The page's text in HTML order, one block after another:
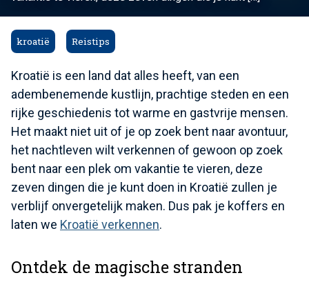
kroatië Reistips
Kroatië is een land dat alles heeft, van een
adembenemende kustlijn, prachtige steden en een
rijke geschiedenis tot warme en gastvrije mensen.
Het maakt niet uit of je op zoek bent naar avontuur,
het nachtleven wilt verkennen of gewoon op zoek
bent naar een plek om vakantie te vieren, deze
zeven dingen die je kunt doen in Kroatië zullen je
verblijf onvergetelijk maken. Dus pak je koffers en
laten we Kroatië verkennen.
Ontdek de magische stranden